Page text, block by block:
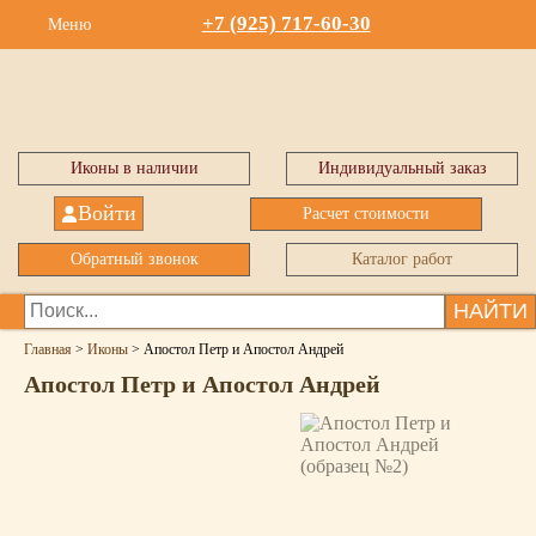
Меню +7 (925) 717-60-30
Иконы в наличии Индивидуальный заказ
Войти Расчет стоимости
Обратный звонок Каталог работ
НАЙТИ
Главная > Иконы > Апостол Петр и Апостол Андрей
Апостол Петр и Апостол Андрей